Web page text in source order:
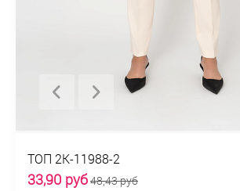
ТОП 2К-11988-2
33,90 руб48,43 руб